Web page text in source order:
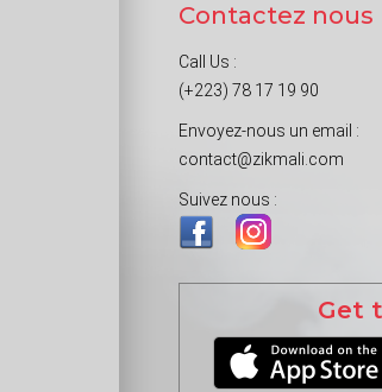
Contactez nous
Call Us :
(+223) 78 17 19 90
Envoyez-nous un email :
contact@zikmali.com
Suivez nous :
Get